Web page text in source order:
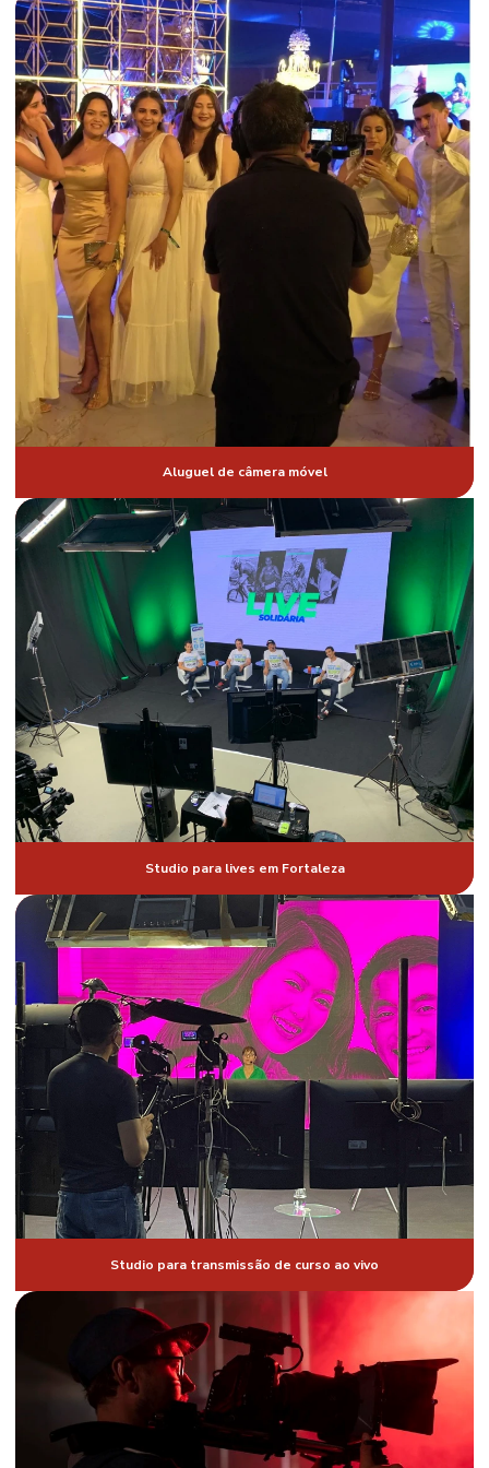
Empresa de gravação de curso com chroma key
Empresa de gravação de curso em Fortaleza
Empresa de transmissão ao vivo em Fortaleza
Empresa de transmissão ao vivo para redes sociais
Empresa de transmissão de cirurgia ao vivo
Empresa de transmissão de cirurgia ao vivo em Fortaleza
Empresa de transmissão de cirurgia em Fortaleza
Empresa de transmissão profissional de eventos
Empresa videoconferência
Estúdio com chroma key
Estudio com chroma key em Fortaleza
Estúdio para gravação de curso
Estúdio para gravação de curso em Fortaleza
Gravação de comercial
Gravação de comercial online
Gravação de curso ead em Fortaleza
Gravação de curso ead valor
Gravação de curso online em Fortaleza
Gravação de eventos corporativos
Gravação de transmissão ao vivo em Fortaleza
Gravação de videoaulas
Locação de câmera móvel preço
Locação de chroma key
Locação de estabilizadores de imagem
Locação de estabilizadores de imagem preço
Locação de estúdio de gravação
Locação de mini grua filmagem Fortaleza
Locação de mini grua filmagem preço
Locação de telão
Painel de led de alta resolução
Painel de led para congresso
Painel de led para eventos
Produção de vt em Fortaleza CE
Produção de vt em Fortaleza Ceará
Produtora audiovisual Fortaleza
Aluguel de câmera móvel
Studio para lives em Fortaleza
Studio para transmissão de curso ao vivo